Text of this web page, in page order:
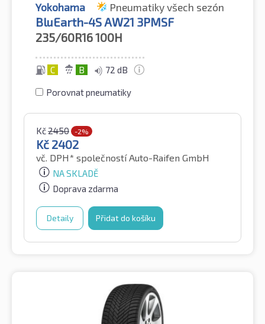
Yokohama Pneumatiky všech sezón
BluEarth-4S AW21 3PMSF
235/60R16100H
C B 72 dB
Porovnat pneumatiky
Kč2450 -2%
Kč 2402
vč. DPH* společností Auto-Raifen GmbH
NA SKLADĚ
Doprava zdarma
Detaily Přidat do košíku